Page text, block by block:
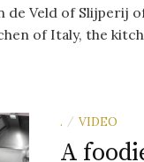
Veld of Slijperij
of Italy, the
. / VIDEO
A